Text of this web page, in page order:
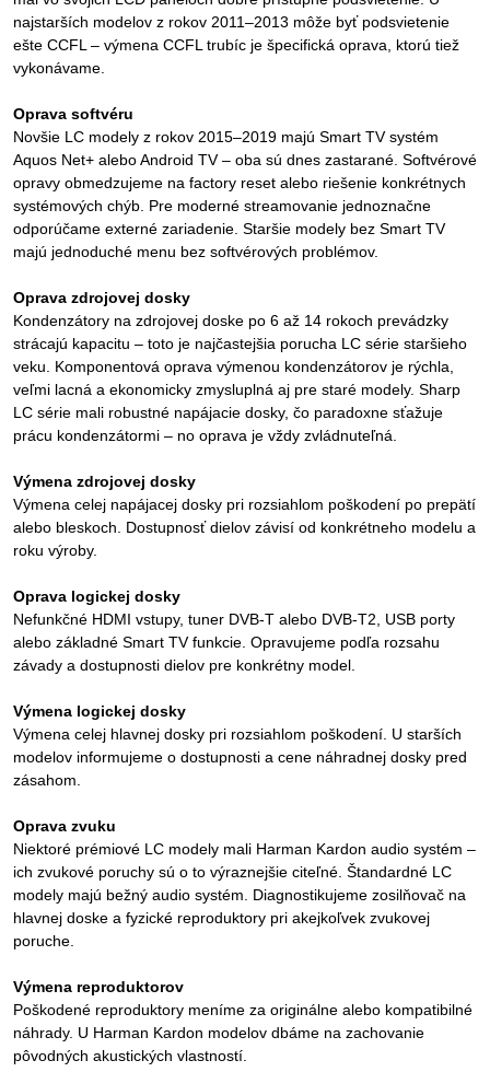
najstarších modelov z rokov 2011–2013 môže byť podsvietenie
ešte CCFL – výmena CCFL trubíc je špecifická oprava, ktorú tiež
vykonávame.
Oprava softvéru
Novšie LC modely z rokov 2015–2019 majú Smart TV systém
Aquos Net+ alebo Android TV – oba sú dnes zastarané. Softvérové
opravy obmedzujeme na factory reset alebo riešenie konkrétnych
systémových chýb. Pre moderné streamovanie jednoznačne
odporúčame externé zariadenie. Staršie modely bez Smart TV
majú jednoduché menu bez softvérových problémov.
Oprava zdrojovej dosky
Kondenzátory na zdrojovej doske po 6 až 14 rokoch prevádzky
strácajú kapacitu – toto je najčastejšia porucha LC série staršieho
veku. Komponentová oprava výmenou kondenzátorov je rýchla,
veľmi lacná a ekonomicky zmysluplná aj pre staré modely. Sharp
LC série mali robustné napájacie dosky, čo paradoxne sťažuje
prácu kondenzátormi – no oprava je vždy zvládnuteľná.
Výmena zdrojovej dosky
Výmena celej napájacej dosky pri rozsiahlom poškodení po prepätí
alebo bleskoch. Dostupnosť dielov závisí od konkrétneho modelu a
roku výroby.
Oprava logickej dosky
Nefunkčné HDMI vstupy, tuner DVB-T alebo DVB-T2, USB porty
alebo základné Smart TV funkcie. Opravujeme podľa rozsahu
závady a dostupnosti dielov pre konkrétny model.
Výmena logickej dosky
Výmena celej hlavnej dosky pri rozsiahlom poškodení. U starších
modelov informujeme o dostupnosti a cene náhradnej dosky pred
zásahom.
Oprava zvuku
Niektoré prémiové LC modely mali Harman Kardon audio systém –
ich zvukové poruchy sú o to výraznejšie citeľné. Štandardné LC
modely majú bežný audio systém. Diagnostikujeme zosilňovač na
hlavnej doske a fyzické reproduktory pri akejkoľvek zvukovej
poruche.
Výmena reproduktorov
Poškodené reproduktory meníme za originálne alebo kompatibilné
náhrady. U Harman Kardon modelov dbáme na zachovanie
pôvodných akustických vlastností.